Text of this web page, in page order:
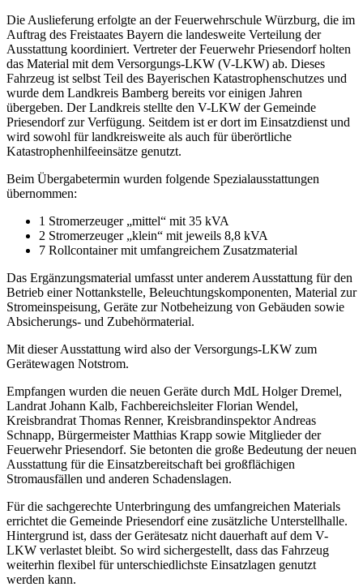
Die Auslieferung erfolgte an der Feuerwehrschule Würzburg, die im
Auftrag des Freistaates Bayern die landesweite Verteilung der
Ausstattung koordiniert. Vertreter der Feuerwehr Priesendorf holten
das Material mit dem Versorgungs-LKW (V-LKW) ab. Dieses
Fahrzeug ist selbst Teil des Bayerischen Katastrophenschutzes und
wurde dem Landkreis Bamberg bereits vor einigen Jahren
übergeben. Der Landkreis stellte den V-LKW der Gemeinde
Priesendorf zur Verfügung. Seitdem ist er dort im Einsatzdienst und
wird sowohl für landkreisweite als auch für überörtliche
Katastrophenhilfeeinsätze genutzt.
Beim Übergabetermin wurden folgende Spezialausstattungen
übernommen:
1 Stromerzeuger „mittel“ mit 35 kVA
2 Stromerzeuger „klein“ mit jeweils 8,8 kVA
7 Rollcontainer mit umfangreichem Zusatzmaterial
Das Ergänzungsmaterial umfasst unter anderem Ausstattung für den
Betrieb einer Nottankstelle, Beleuchtungskomponenten, Material zur
Stromeinspeisung, Geräte zur Notbeheizung von Gebäuden sowie
Absicherungs- und Zubehörmaterial.
Mit dieser Ausstattung wird also der Versorgungs-LKW zum
Gerätewagen Notstrom.
Empfangen wurden die neuen Geräte durch MdL Holger Dremel,
Landrat Johann Kalb, Fachbereichsleiter Florian Wendel,
Kreisbrandrat Thomas Renner, Kreisbrandinspektor Andreas
Schnapp, Bürgermeister Matthias Krapp sowie Mitglieder der
Feuerwehr Priesendorf. Sie betonten die große Bedeutung der neuen
Ausstattung für die Einsatzbereitschaft bei großflächigen
Stromausfällen und anderen Schadenslagen.
Für die sachgerechte Unterbringung des umfangreichen Materials
errichtet die Gemeinde Priesendorf eine zusätzliche Unterstellhalle.
Hintergrund ist, dass der Gerätesatz nicht dauerhaft auf dem V-
LKW verlastet bleibt. So wird sichergestellt, dass das Fahrzeug
weiterhin flexibel für unterschiedlichste Einsatzlagen genutzt
werden kann.